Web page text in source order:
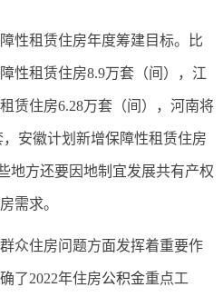
租赁住房年度筹建目标。比
性租赁住房8.9万套（间），江
赁住房6.28万套（间），河南将
安徽计划新增保障性租赁住房
地方还要因地制宜发展共有产权
需求。
众住房问题方面发挥着重要作
了2022年住房公积金重点工